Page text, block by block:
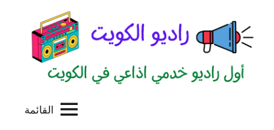
المحتوى
القائمة